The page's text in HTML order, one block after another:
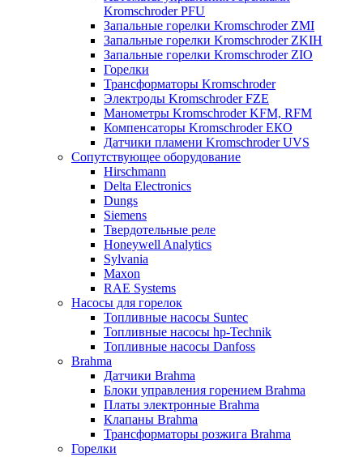
Kromschroder PFU
Запальные горелки Kromschroder ZМI
Запальные горелки Kromschroder ZKIH
Запальные горелки Kromschroder ZIO
Горелки
Трансформаторы Kromschroder
Электроды Kromschroder FZE
Манометры Kromschroder KFM, RFM
Компенсаторы Kromschroder ЕКО
Датчики пламени Kromschroder UVS
Сопутствующее оборудование
Hirschmann
Delta Electronics
Dungs
Siemens
Твердотельные реле
Honeywell Analytics
Sylvania
Maxon
RAE Systems
Насосы для горелок
Топливные насосы Suntec
Топливные насосы hp-Technik
Топливные насосы Danfoss
Brahma
Датчики Brahma
Блоки управления горением Brahma
Платы электронные Brahma
Клапаны Brahma
Трансформаторы розжига Brahma
Горелки